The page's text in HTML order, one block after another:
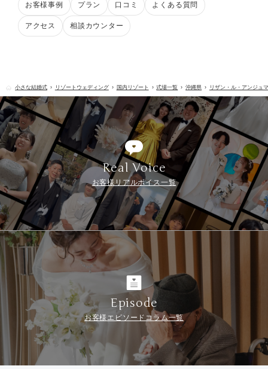
お客様事例 プラン 口コミ よくある質問
アクセス 相談カウンター
小さな結婚式 リゾートウェディング 国内リゾート 式場一覧 沖縄県 リザン・ル・アンジュ
Real Voice
お客様リアルボイス一覧
Episode
お客様エピソードコラム一覧